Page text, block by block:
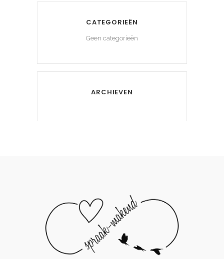
CATEGORIEËN
Geen categorieën
ARCHIEVEN